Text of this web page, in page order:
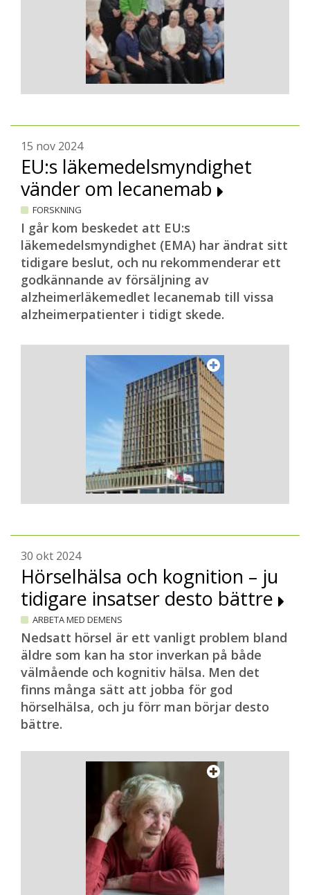
15 nov 2024
EU:s läkemedelsmyndighet
vänder om lecanemab
FORSKNING
I går kom beskedet att EU:s
läkemedelsmyndighet (EMA) har ändrat sitt
tidigare beslut, och nu rekommenderar ett
godkännande av försäljning av
alzheimerläkemedlet lecanemab till vissa
alzheimerpatienter i tidigt skede.
30 okt 2024
Hörselhälsa och kognition – ju
tidigare insatser desto bättre
ARBETA MED DEMENS
Nedsatt hörsel är ett vanligt problem bland
äldre som kan ha stor inverkan på både
välmående och kognitiv hälsa. Men det
finns många sätt att jobba för god
hörselhälsa, och ju förr man börjar desto
bättre.